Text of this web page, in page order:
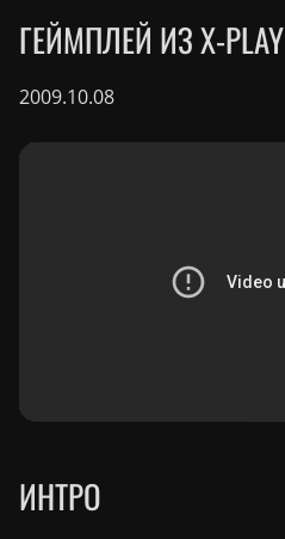
ГЕЙМПЛЕЙ ИЗ X-PLAY
2009.10.08
ИНТРО